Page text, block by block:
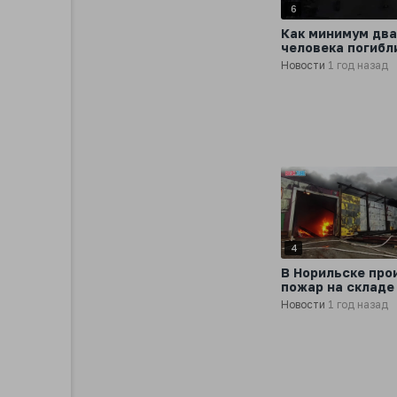
6
Как минимум два
человека
результате
химикатов на
Новости 1 год назад
4
В Норильске
пожар на складе
ацетоном
Новости 1 год назад